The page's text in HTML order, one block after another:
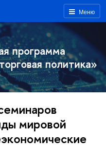
Меню
программа
политика»
мировой